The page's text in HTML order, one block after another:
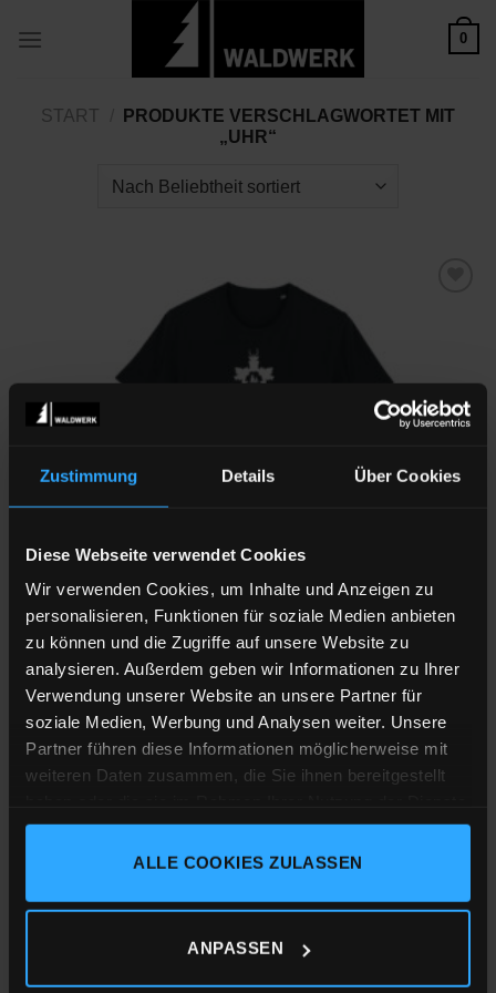
Zustimmung Details Über Cookies
Diese Webseite verwendet Cookies
Wir verwenden Cookies, um Inhalte und Anzeigen zu
personalisieren, Funktionen für soziale Medien anbieten
zu können und die Zugriffe auf unsere Website zu
analysieren. Außerdem geben wir Informationen zu Ihrer
Verwendung unserer Website an unsere Partner für
soziale Medien, Werbung und Analysen weiter. Unsere
Partner führen diese Informationen möglicherweise mit
weiteren Daten zusammen, die Sie ihnen bereitgestellt
gesammelt haben.
ALLE COOKIES ZULASSEN
ANPASSEN
Inhalt
0
START
PRODUKTE VERSCHLAGWORTET MIT
„UHR“
T-SHIRTS MÄNNER
BLACK FOREST GOOD TIMES
34,90€
inkl. MwSt. zzgl.Versandkosten
Zu